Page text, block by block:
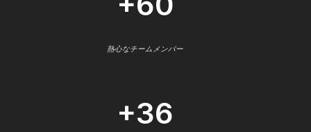
熱心なチームメンバー
+36